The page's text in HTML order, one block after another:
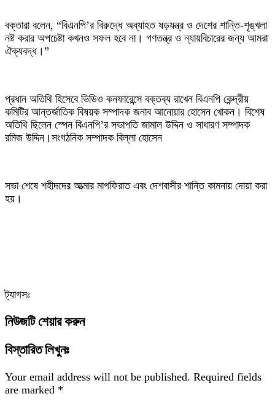
‎বক্তারা বলেন, “বিএনপি’র বিরুদ্ধে অব্যাহত ষড়যন্ত্র ও দেশের শান্তি-শৃঙ্খলা
নষ্ট করার অপচেষ্টা কখনও সফল হবে না। গণতন্ত্র ও ন্যায়বিচারের জন্য আমরা
ঐক্যবদ্ধ।”
‎প্রধান অতিথি হিসেবে ভিডিও কনফারেন্সে বক্তব্য রাখেন বিএনপি কেন্দ্রীয়
কমিটির আন্তর্জাতিক বিষয়ক সম্পাদক জনাব আনোয়ার হোসেন খোকন। বিশেষ
অতিথি ছিলেন স্পেন বিএনপি’র সভাপতি জামাল উদ্দিন ও সাধারণ সম্পাদক
রমিজ উদ্দিন।সংগঠনিক সম্পাদক বিল্লা হোসেন
‎সভা শেষে শহীদদের আত্মার মাগফিরাত এবং দেশবাসীর শান্তি কামনায় দোয়া করা
হয়।
ট্যাগসঃ
নিউজটি শেয়ার করুন
বিস্তারিত লিখুনঃ
Your email address will not be published. Required fields
are marked *